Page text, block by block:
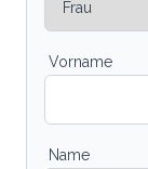
Vorname
Name